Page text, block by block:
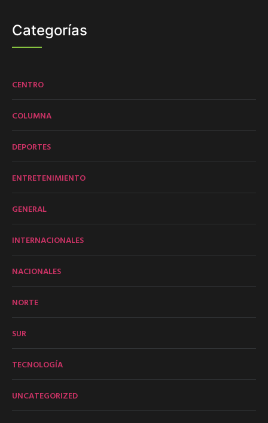
Categorías
CENTRO
COLUMNA
DEPORTES
ENTRETENIMIENTO
GENERAL
INTERNACIONALES
NACIONALES
NORTE
SUR
TECNOLOGÍA
UNCATEGORIZED